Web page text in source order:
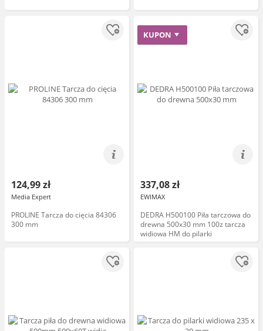
124,99 zł
Media Expert
PROLINE Tarcza do cięcia 84306
300 mm
KUPON
337,08 zł
EWIMAX
DEDRA H500100 Piła tarczowa do
drewna 500x30 mm 100z tarcza
widiowa HM do pilarki